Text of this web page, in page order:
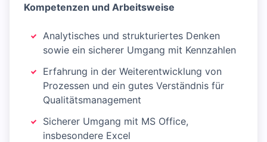
Kompetenzen und Arbeitsweise
Analytisches und strukturiertes Denken
sowie ein sicherer Umgang mit Kennzahlen
Erfahrung in der Weiterentwicklung von
Prozessen und ein gutes Verständnis für
Qualitätsmanagement
Sicherer Umgang mit MS Office,
insbesondere Excel